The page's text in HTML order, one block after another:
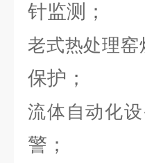
针监测；
老式热处理窑
保护；
流体自动化
警；